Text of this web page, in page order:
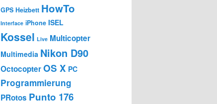
GPS Heizbett HowTo
Interface iPhone ISEL
Kossel Live Multicopter
Multimedia Nikon D90
OctocopterOS X PC
Programmierung
PRotos Punto 176